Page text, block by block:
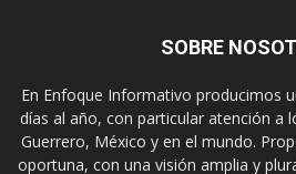
SOBRE
En Enfoque Informativo producimos
días al año, con particular atención a
Guerrero, México y en el mundo.
oportuna, con una visión amplia y